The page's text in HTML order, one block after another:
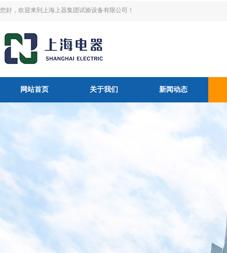
您好，欢迎来到上海上器集团试验设备有限公司！
网站首页 关于我们 新闻动态